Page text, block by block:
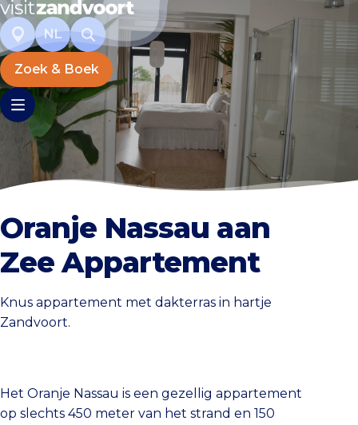
NL
Zoek & Boek
Oranje Nassau aan
Zee Appartement
Knus appartement met dakterras in hartje
Zandvoort.
Het Oranje Nassau is een gezellig appartement
op slechts 450 meter van het strand en 150